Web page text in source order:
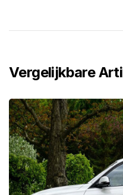
Vergelijkbare